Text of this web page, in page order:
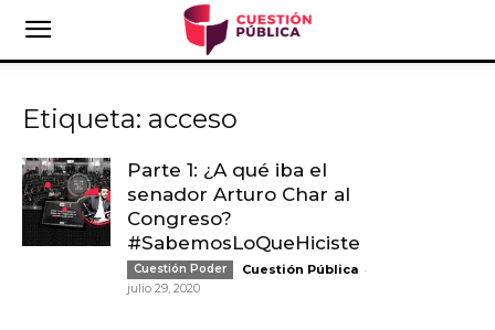
Etiqueta: acceso
Parte 1: ¿A qué iba el
senador Arturo Char al
Congreso?
#SabemosLoQueHiciste
Cuestión Poder Cuestión Pública -
julio 29, 2020